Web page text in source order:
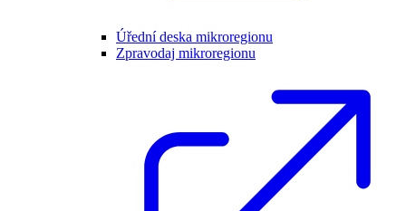
Úřední deska mikroregionu
Zpravodaj mikroregionu